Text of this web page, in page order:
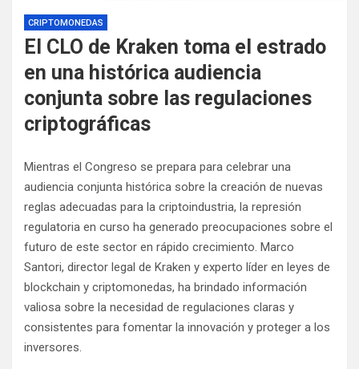
CRIPTOMONEDAS
El CLO de Kraken toma el estrado
en una histórica audiencia
conjunta sobre las regulaciones
criptográficas
Mientras el Congreso se prepara para celebrar una
audiencia conjunta histórica sobre la creación de nuevas
reglas adecuadas para la criptoindustria, la represión
regulatoria en curso ha generado preocupaciones sobre el
futuro de este sector en rápido crecimiento. Marco
Santori, director legal de Kraken y experto líder en leyes de
blockchain y criptomonedas, ha brindado información
valiosa sobre la necesidad de regulaciones claras y
consistentes para fomentar la innovación y proteger a los
inversores.